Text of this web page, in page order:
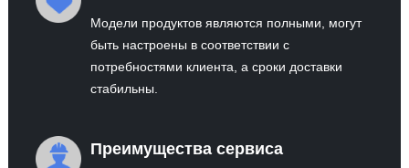
Модели продуктов являются полными, могут
быть настроены в соответствии с
потребностями клиента, а сроки доставки
стабильны.
Преимущества сервиса